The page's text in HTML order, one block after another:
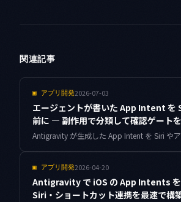
関連記事
▣ アプリ開発2026-07-03
エージェントが書いた App Intent を
前に — 副作用で分類して確認ゲート
▣ アプリ開発2026-04-20
Antigravity で iOS の App Intents を
Siri・ショートカット連携を最速で構